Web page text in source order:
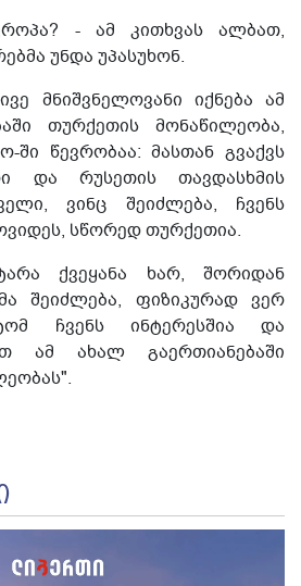
- ამ კითხვას ალბათ,
უნდა უპასუხონ.
მნიშვნელოვანი იქნება ამ
თურქეთის მონაწილეობა,
ში წევრობაა: მასთან გვაქვს
და რუსეთის თავდასხმის
ვინც შეიძლება, ჩვენს
სწორედ თურქეთია.
ქვეყანა ხარ, შორიდან
შეიძლება, ფიზიკურად ვერ
ჩვენს ინტერესშია და
ამ ახალ გაერთიანებაში